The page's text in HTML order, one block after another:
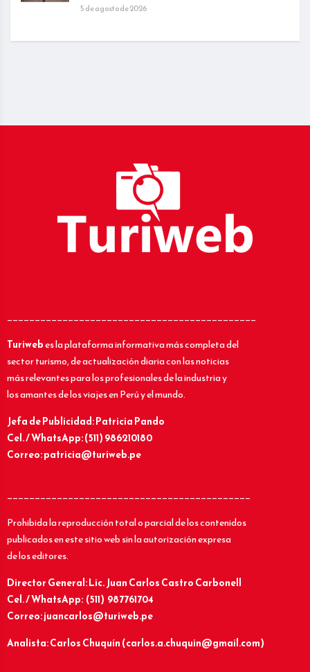
5 de agosto de 2026
_____________________________________________
Turiwebes la plataforma informativa más completa del
sector turismo, de actualización diaria con las noticias
más relevantes para los profesionales de la industria y
los amantes de los viajes en Perú y el mundo.
Jefa de Publicidad: Patricia Pando
Cel. / WhatsApp: (511) 986210180
Correo: patricia@turiweb.pe
____________________________________________
Prohibida la reproducción total o parcial de los contenidos
publicados en este sitio web sin la autorización expresa
de los editores.
Director General: Lic.Juan Carlos Castro Carbonell
Cel. / WhatsApp: (511) 987761704
Correo: juancarlos@turiweb.pe
Analista: Carlos Chuquín (carlos.a.chuquin@gmail.com)